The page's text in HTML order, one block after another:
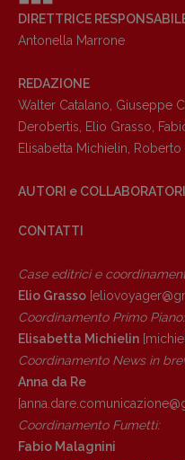
DIRETTRICE
Antonella Marrone
REDAZIONE
Walter Catalano Giuseppe
Derobertis
Elio Grasso
Elisabetta Michielin
Roberto
AUTORI e COLLABORATORI
CONTATTI
Case editrici e
Elio Grasso
Coordinamento Primo Piano:
Elisabetta Michielin
Coordinamento News in
Anna da Re
Coordinamento Fumetti:
Fabio Malagnini